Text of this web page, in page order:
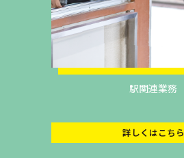
駅関連業務
詳しくはこちら